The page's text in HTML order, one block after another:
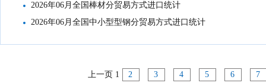
2026年06月全国棒材分贸易方式进口统计
2026年06月全国中小型型钢分贸易方式进口统计
上一页 1 2 3 4 5 6 7